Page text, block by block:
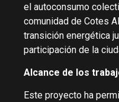
el autoconsumo
comunidad de Cotes
transición energética
participación de la
Alcance de los
Este proyecto ha